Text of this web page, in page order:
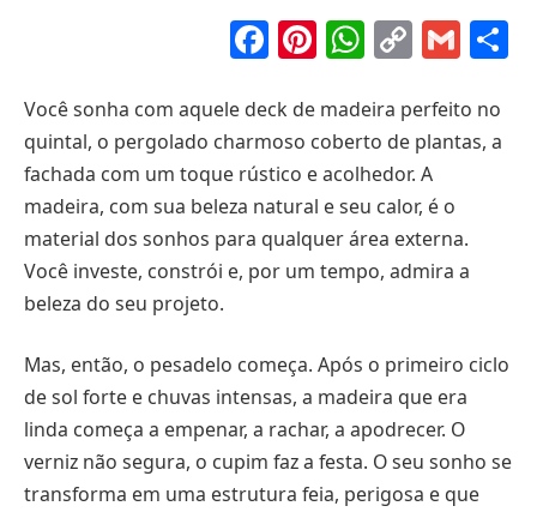
Facebook
Pinterest
Copy
Você sonha com aquele deck de madeira perfeito no
quintal, o pergolado charmoso coberto de plantas, a
fachada com um toque rústico e acolhedor. A
madeira, com sua beleza natural e seu calor, é o
material dos sonhos para qualquer área externa.
Você investe, constrói e, por um tempo, admira a
beleza do seu projeto.
Mas, então, o pesadelo começa. Após o primeiro ciclo
de sol forte e chuvas intensas, a madeira que era
linda começa a empenar, a rachar, a apodrecer. O
verniz não segura, o cupim faz a festa. O seu sonho se
transforma em uma estrutura feia, perigosa e que